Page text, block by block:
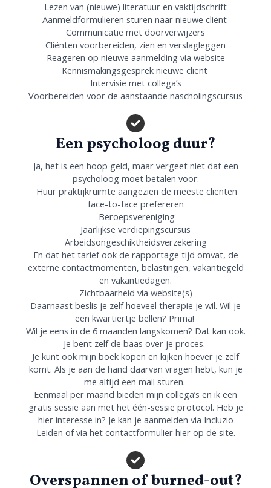
Lezen van (nieuwe) literatuur en vaktijdschrift
Aanmeldformulieren sturen naar nieuwe cliënt
Communicatie met doorverwijzers
Cliënten voorbereiden, zien en verslagleggen
Reageren op nieuwe aanmelding via website
Kennismakingsgesprek nieuwe cliënt
Intervisie met collega’s
Voorbereiden voor de aanstaande nascholingscursus
Een psycholoog duur?
Ja, het is een hoop geld, maar vergeet niet dat een
psycholoog moet betalen voor:
Huur praktijkruimte aangezien de meeste cliënten
face-to-face prefereren
Beroepsvereniging
Jaarlijkse verdiepingscursus
Arbeidsongeschiktheidsverzekering
En dat het tarief ook de rapportage tijd omvat, de
externe contactmomenten, belastingen, vakantiegeld
en vakantiedagen.
Zichtbaarheid via website(s)
Daarnaast beslis je zelf hoeveel therapie je wil. Wil je
een kwartiertje bellen? Prima!
Wil je eens in de 6 maanden langskomen? Dat kan ook.
Je bent zelf de baas over je proces.
Je kunt ook mijn boek kopen en kijken hoever je zelf
komt. Als je aan de hand daarvan vragen hebt, kun je
me altijd een mail sturen.
Eenmaal per maand bieden mijn collega’s en ik een
gratis sessie aan met het één-sessie protocol. Heb je
hier interesse in? Je kan je aanmelden via Incluzio
Leiden of via het contactformulier hier op de site.
Overspannen of burned-out?